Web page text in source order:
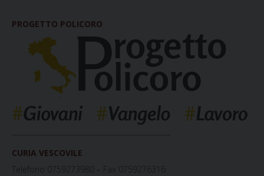
PROGETTO POLICORO
CURIA VESCOVILE
Telefono 0759273980 – Fax 0759276316